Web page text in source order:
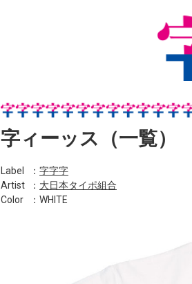
字ィーッス（一覧）
Label ： 字字字
Artist
： 大日本タイポ組合
Color
：WHITE